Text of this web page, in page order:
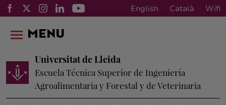
English Català Wifi
Universitat de Lleida
Escuela Técnica Superior de Ingeniería
Agroalimentaria y Forestal y de Veterinaria
MENU